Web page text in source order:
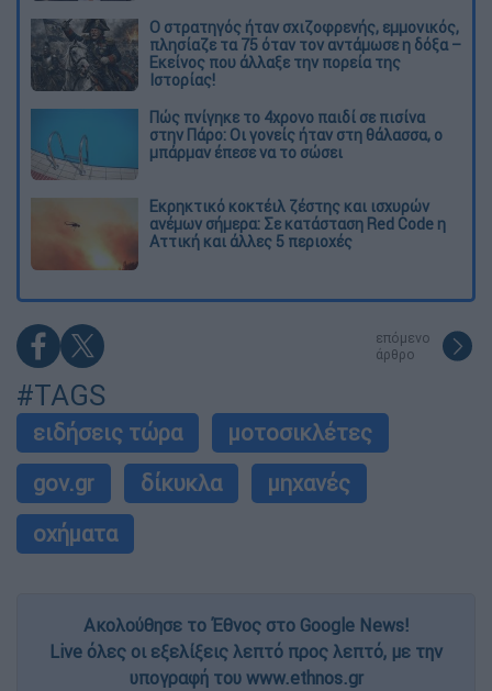
O στρατηγός ήταν σχιζοφρενής, εμμονικός,
πλησίαζε τα 75 όταν τον αντάμωσε η δόξα –
Εκείνος που άλλαξε την πορεία της
Ιστορίας!
Πώς πνίγηκε το 4χρονο παιδί σε πισίνα
στην Πάρο: Οι γονείς ήταν στη θάλασσα, ο
μπάρμαν έπεσε να το σώσει
Εκρηκτικό κοκτέιλ ζέστης και ισχυρών
ανέμων σήμερα: Σε κατάσταση Red Code η
Αττική και άλλες 5 περιοχές
επόμενο
άρθρο
#TAGS
ειδήσεις τώρα
μοτοσικλέτες
gov.gr
δίκυκλα
μηχανές
οχήματα
Ακολούθησε το Έθνος στο Google News!
Live όλες οι εξελίξεις λεπτό προς λεπτό, με την
υπογραφή του www.ethnos.gr